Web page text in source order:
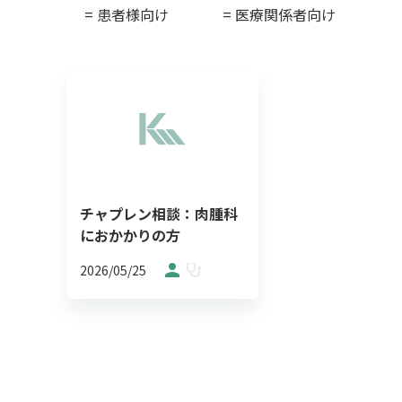
= 患者様向け = 医療関係者向け
チャプレン相談：肉腫科
におかかりの方
2026/05/25